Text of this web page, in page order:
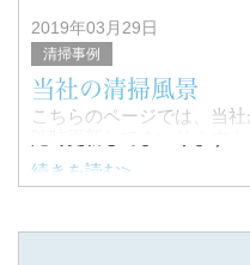
2019年03月29日
清掃事例
当社の清掃風景
こちらのページでは、当
続きを読む>